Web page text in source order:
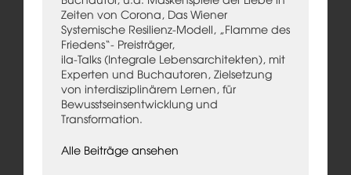
Zeiten von Corona, Das Wiener
Systemische Resilienz-Modell, „Flamme des
Friedens“- Preisträger,
ila-Talks (Integrale Lebensarchitekten), mit
Experten und Buchautoren, Zielsetzung
von interdisziplinärem Lernen, für
Bewusstseinsentwicklung und
Transformation.
Alle Beiträge ansehen